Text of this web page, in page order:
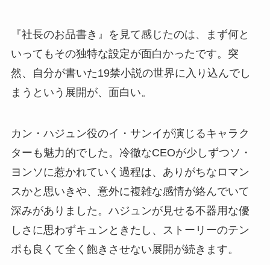
『社長のお品書き』を見て感じたのは、まず何と
いってもその独特な設定が面白かったです。突
然、自分が書いた19禁小説の世界に入り込んでし
まうという展開が、面白い。
カン・ハジュン役のイ・サンイが演じるキャラク
ターも魅力的でした。冷徹なCEOが少しずつソ・
ヨンソに惹かれていく過程は、ありがちなロマン
スかと思いきや、意外に複雑な感情が絡んでいて
深みがありました。ハジュンが見せる不器用な優
しさに思わずキュンときたし、ストーリーのテン
ポも良くて全く飽きさせない展開が続きます。